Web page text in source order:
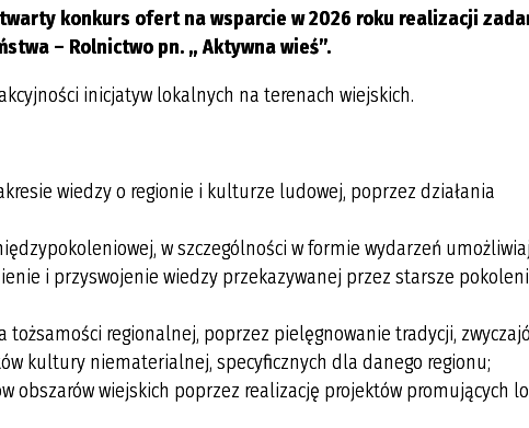
konkurs ofert na wsparcie w 2026 roku realizacji
– Rolnictwo pn. „ Aktywna wieś”.
inicjatyw lokalnych na terenach wiejskich.
wiedzy o regionie i kulturze ludowej, poprzez działania
w szczególności w formie wydarzeń
i przyswojenie wiedzy przekazywanej przez starsze
tożsamości regionalnej, poprzez pielęgnowanie tradycji,
kultury niematerialnej, specyficznych dla danego regionu;
obszarów wiejskich poprzez realizację projektów promujących